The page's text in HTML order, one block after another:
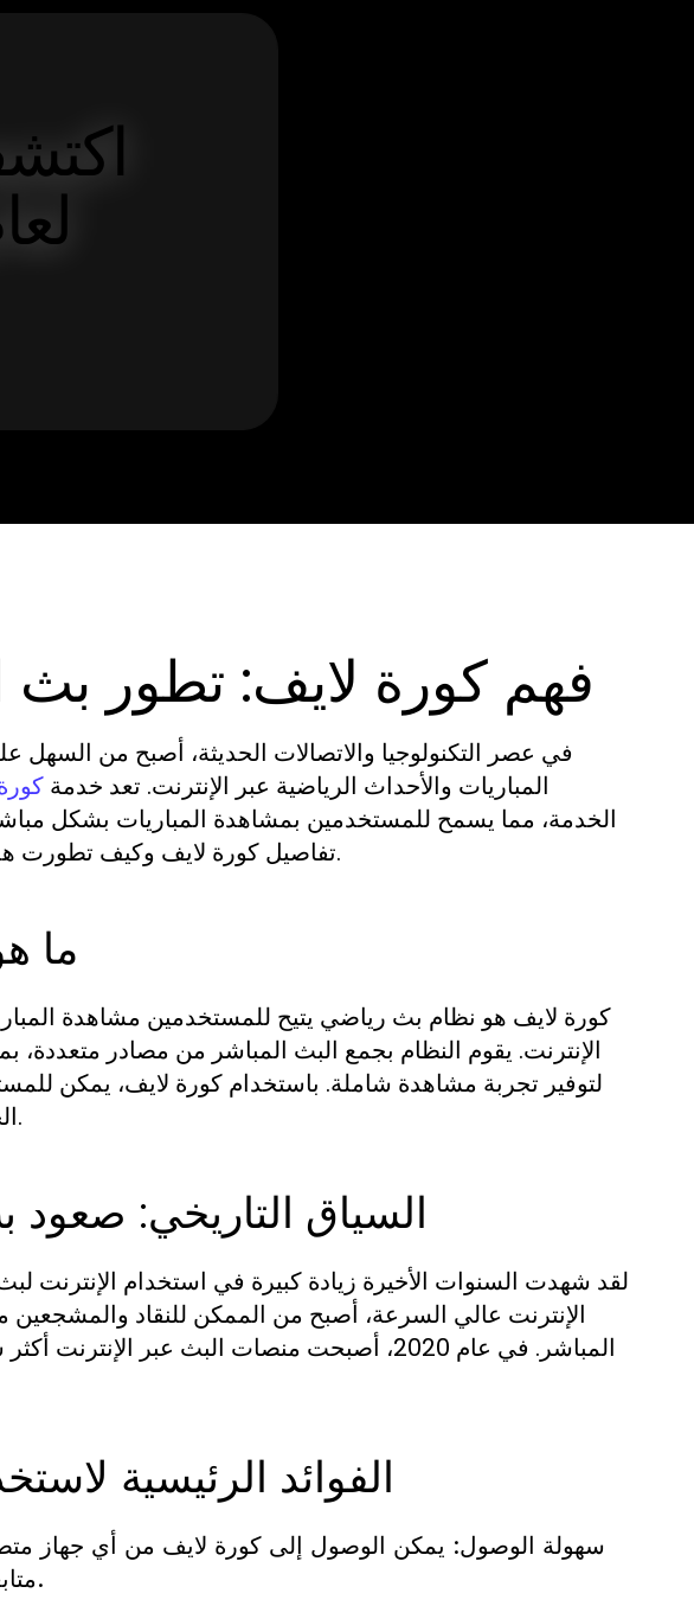
فهم كورة لايف: تطور بث
في عصر التكنولوجيا والاتصالات الحديثة، أصبح من
المباريات والأحداث الرياضية عبر الإنترنت. تعد خدمة
الخدمة، مما يسمح للمستخدمين بمشاهدة المباريات بشكل
تفاصيل كورة لايف وكيف تطورت هذه الخدمة لتصبح الخيار المفضل لدى الكثيرين.
ما
كورة لايف هو نظام بث رياضي يتيح للمستخدمين مشاهدة
الإنترنت. يقوم النظام بجمع البث المباشر من مصادر متعددة،
لتوفير تجربة مشاهدة شاملة. باستخدام كورة لايف، يمكن
الحاجة إلى الاشتراك في باقات تلفزيونية مكلفة.
السياق التاريخي: صعود
لقد شهدت السنوات الأخيرة زيادة كبيرة في استخدام الإنترنت
الإنترنت عالي السرعة، أصبح من الممكن للنقاد والمشجعين
المباشر. في عام 2020، أصبحت منصات البث عبر
الفوائد الرئيسية
سهولة الوصول: يمكن الوصول إلى كورة لايف من أي جهاز
متابعة المباريات في أي وقت ومن أي مكان.